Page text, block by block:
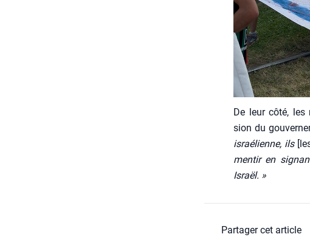
De leur côté,
sion du
israé­lienne, ils
men­tir en
Israël. »
Partager cet article